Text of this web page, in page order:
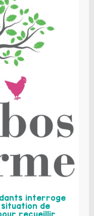
interroge
de
recueillir